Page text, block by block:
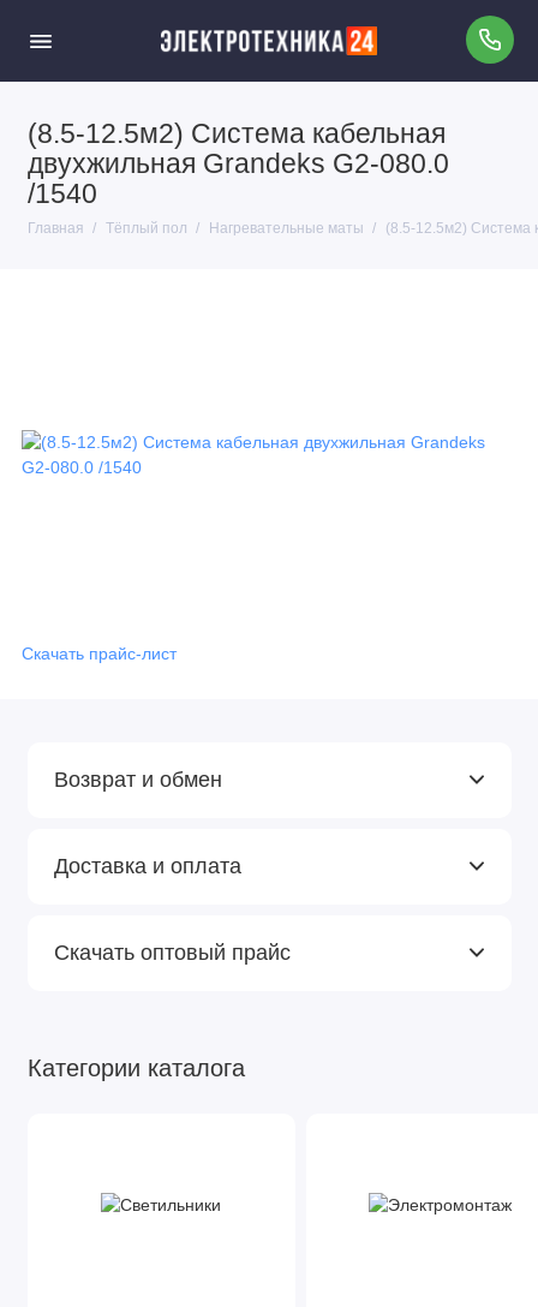
(8.5-12.5м2) Система кабельная
двухжильная Grandeks G2-080.0
/1540
Главная Тёплый пол Нагревательные маты (8.5-12.5м2) Система
Скачать прайс-лист
Возврат и обмен
Доставка и оплата
Скачать оптовый прайс
Категории каталога